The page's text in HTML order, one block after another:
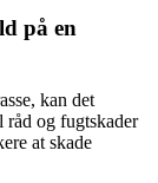
på en
kan det
råd og fugtskader
at skade